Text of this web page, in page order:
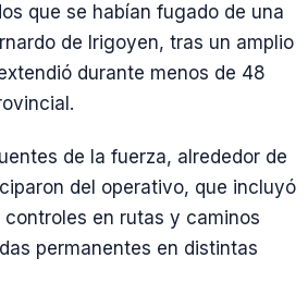
que se habían fugado de una
de Irigoyen, tras un amplio
durante menos de 48
de la fuerza, alrededor de
del operativo, que incluyó
en rutas y caminos
permanentes en distintas